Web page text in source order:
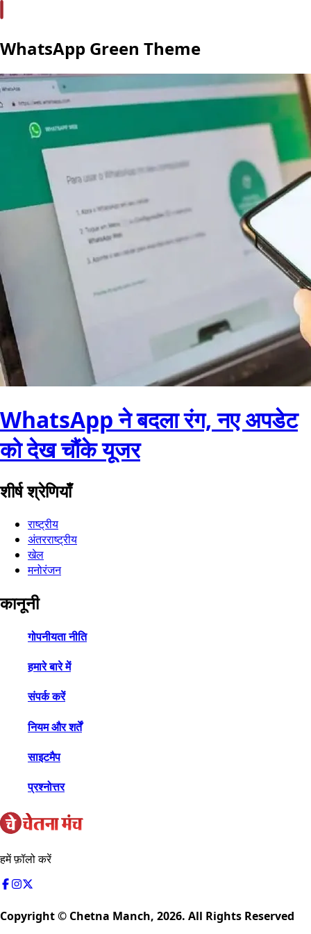
WhatsApp Green Theme
WhatsApp ने बदला रंग, नए अपडेट
को देख चौंके यूजर
शीर्ष श्रेणियाँ
राष्ट्रीय
अंतरराष्ट्रीय
खेल
मनोरंजन
कानूनी
गोपनीयता नीति
हमारे बारे में
संपर्क करें
नियम और शर्तें
साइटमैप
प्रश्नोत्तर
हमें फ़ॉलो करें
Copyright © Chetna Manch, 2026. All Rights Reserved